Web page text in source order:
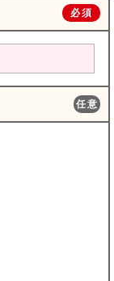
必須
任意